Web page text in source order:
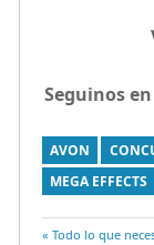
Seguinos en
AVON
MEGA EFFECTS
Entrada
Todo lo que